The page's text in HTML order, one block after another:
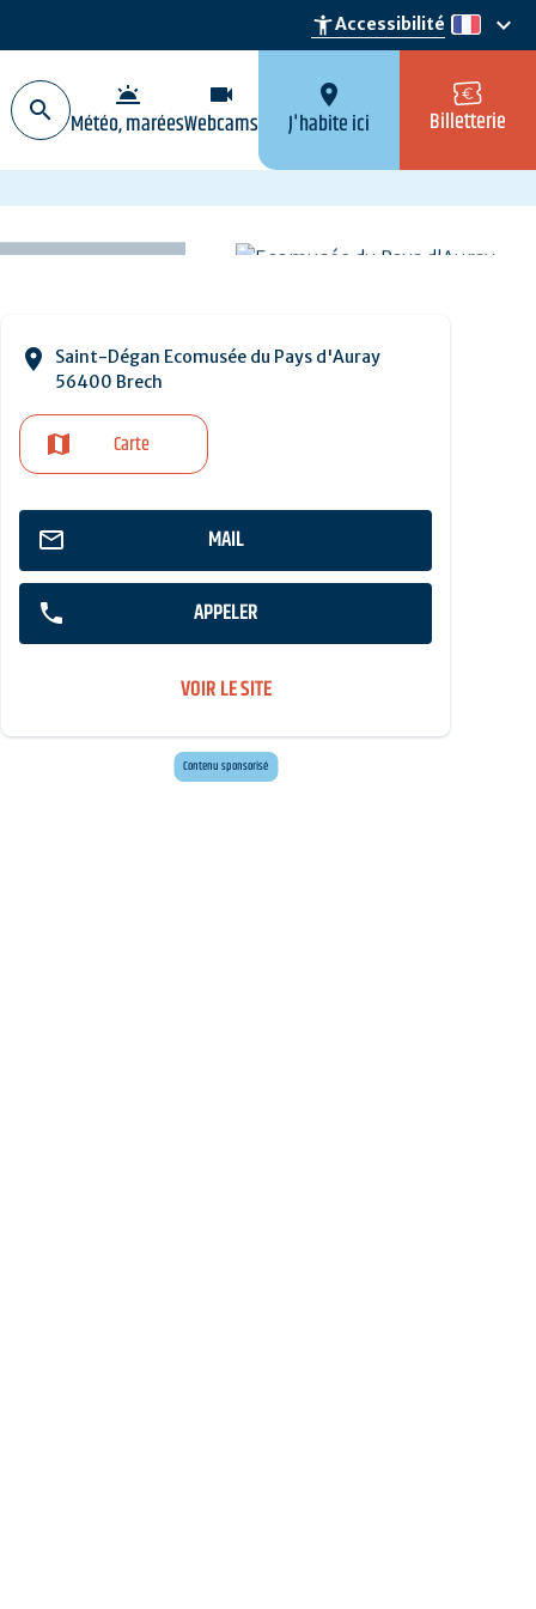
accessibility_newAccessibilité fr
keyboard_arrow_down
wb_twilight
Météo, marées
videocam
Webcams
location_on
J'habite ici Billetterie
Saint-Dégan Ecomusée du Pays d'Auray
56400 Brech
Carte
MAIL
APPELER
VOIR LE SITE
Contenu sponsorisé
Envie d'évasion ?
Voyagez en Préhistoire !